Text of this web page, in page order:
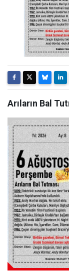
Arıların Bal